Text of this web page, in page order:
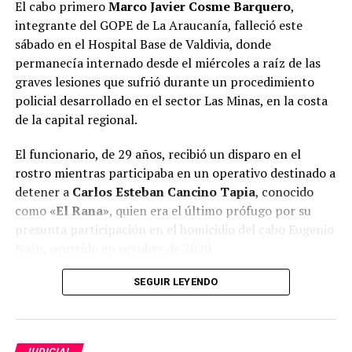
Además, los funcionarios encontraron dos pistolas de
aire comprimido, un rifle de aire comprimido con mira
telescópica, 15 balines de acero, una vaina percutada
calibre 9 milímetros y un cartucho sin percutar marca
CBC, elementos que serán incorporados como evidencia
en la investigación.
imputados fueron puestos a disposición del Juzgado de
Garantía para su respectivo control de detención.
Desde Carabineros señalaron que el procedimiento
permitió avanzar en el esclarecimiento del homicidio
elementos asociados a su comercialización y evidencia
relevante para la causa penal.
Post Views: 13
El cabo primeroMarco Javier Cosme Barquero,
integrante del GOPE de La Araucanía, falleció este
sábado en el Hospital Base de Valdivia, donde
permanecía internado desde el miércoles a raíz de las
graves lesiones que sufrió durante un procedimiento
policial desarrollado en el sector Las Minas, en la costa
de la capital regional.
El funcionario, de 29 años, recibió un disparo en el
rostro mientras participaba en un operativo destinado a
detener a Carlos Esteban Cancino Tapia, conocido
como«El Rana», quien era el último prófugo por su
presunta participación en el homicidio del cabo Eugenio
Desde su ingreso al principal recinto asistencial de la
región, el carabinero fue sometido a una intervención
neuroquirúrgica de alta complejidad para enfrentar el
grave traumatismo encefalocraneano provocado por el
SEGUIR LEYENDO